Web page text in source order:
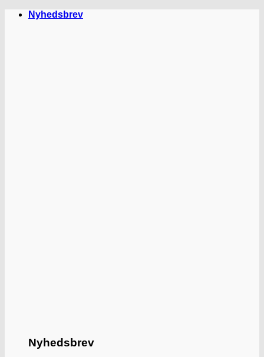
FortsætNyhedsbrev
Nyhedsbrev